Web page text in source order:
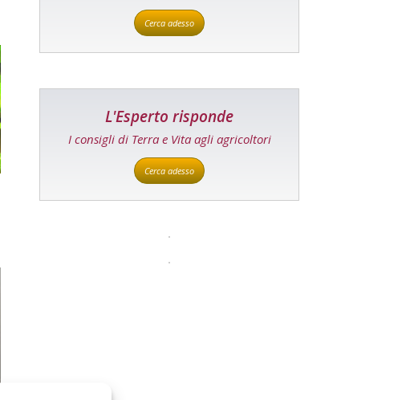
Cerca adesso
L'Esperto risponde
I consigli di Terra e Vita agli agricoltori
Cerca adesso